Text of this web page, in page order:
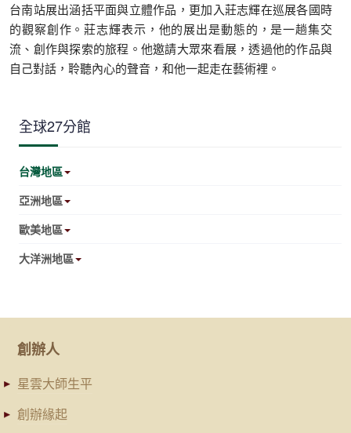
台南站展出涵括平面與立體作品，更加入莊志輝在巡展各國時
的觀察創作。莊志輝表示，他的展出是動態的，是一趟集交
流、創作與探索的旅程。他邀請大眾來看展，透過他的作品與
自己對話，聆聽內心的聲音，和他一起走在藝術裡。
全球27分館
台灣地區
亞洲地區
歐美地區
大洋洲地區
創辦人
星雲大師生平
創辦緣起